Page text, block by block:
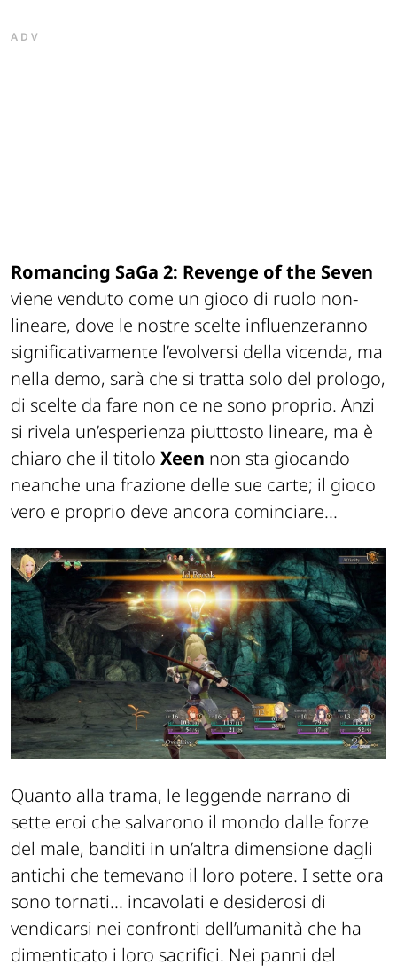
ADV
Romancing SaGa 2: Revenge of the Seven
viene venduto come un gioco di ruolo non-
lineare, dove le nostre scelte influenzeranno
significativamente l’evolversi della vicenda, ma
nella demo, sarà che si tratta solo del prologo,
di scelte da fare non ce ne sono proprio. Anzi
si rivela un’esperienza piuttosto lineare, ma è
chiaro che il titolo Xeen non sta giocando
neanche una frazione delle sue carte; il gioco
vero e proprio deve ancora cominciare...
Quanto alla trama, le leggende narrano di
sette eroi che salvarono il mondo dalle forze
del male, banditi in un’altra dimensione dagli
antichi che temevano il loro potere. I sette ora
sono tornati... incavolati e desiderosi di
vendicarsi nei confronti dell’umanità che ha
dimenticato i loro sacrifici. Nei panni del